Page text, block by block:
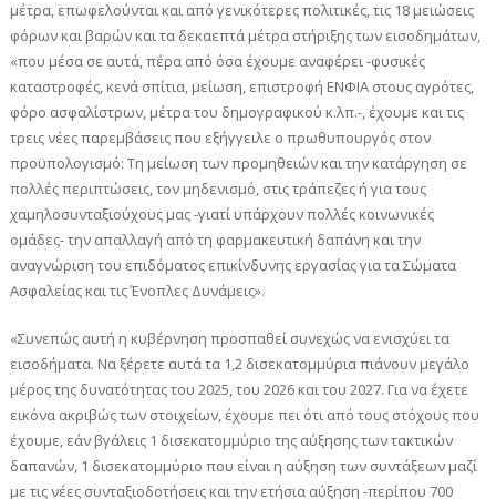
μέτρα, επωφελούνται και από γενικότερες πολιτικές, τις 18 μειώσεις
φόρων και βαρών και τα δεκαεπτά μέτρα στήριξης των εισοδημάτων,
«που μέσα σε αυτά, πέρα από όσα έχουμε αναφέρει -φυσικές
καταστροφές, κενά σπίτια, μείωση, επιστροφή ΕΝΦΙΑ στους αγρότες,
φόρο ασφαλίστρων, μέτρα του δημογραφικού κ.λπ.-, έχουμε και τις
τρεις νέες παρεμβάσεις που εξήγγειλε ο πρωθυπουργός στον
προϋπολογισμό: Τη μείωση των προμηθειών και την κατάργηση σε
πολλές περιπτώσεις, τον μηδενισμό, στις τράπεζες ή για τους
χαμηλοσυνταξιούχους μας -γιατί υπάρχουν πολλές κοινωνικές
ομάδες- την απαλλαγή από τη φαρμακευτική δαπάνη και την
αναγνώριση του επιδόματος επικίνδυνης εργασίας για τα Σώματα
Ασφαλείας και τις Ένοπλες Δυνάμεις».
«Συνεπώς αυτή η κυβέρνηση προσπαθεί συνεχώς να ενισχύει τα
εισοδήματα. Να ξέρετε αυτά τα 1,2 δισεκατομμύρια πιάνουν μεγάλο
μέρος της δυνατότητας του 2025, του 2026 και του 2027. Για να έχετε
εικόνα ακριβώς των στοιχείων, έχουμε πει ότι από τους στόχους που
έχουμε, εάν βγάλεις 1 δισεκατομμύριο της αύξησης των τακτικών
δαπανών, 1 δισεκατομμύριο που είναι η αύξηση των συντάξεων μαζί
με τις νέες συνταξιοδοτήσεις και την ετήσια αύξηση -περίπου 700